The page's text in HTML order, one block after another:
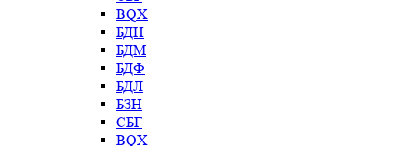
BQX
БДН
БДМ
БДФ
БДЛ
БЗН
СБГ
BQX